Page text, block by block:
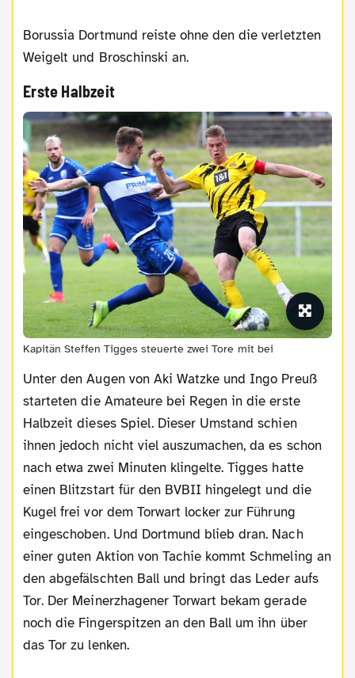
Borussia Dortmund reiste ohne den die verletzten
Weigelt und Broschinski an.
Erste Halbzeit
Kapitän Steffen Tigges steuerte zwei Tore mit bei
Unter den Augen von Aki Watzke und Ingo Preuß
starteten die Amateure bei Regen in die erste
Halbzeit dieses Spiel. Dieser Umstand schien
ihnen jedoch nicht viel auszumachen, da es schon
nach etwa zwei Minuten klingelte. Tigges hatte
einen Blitzstart für den BVBII hingelegt und die
Kugel frei vor dem Torwart locker zur Führung
eingeschoben. Und Dortmund blieb dran. Nach
einer guten Aktion von Tachie kommt Schmeling an
den abgefälschten Ball und bringt das Leder aufs
Tor. Der Meinerzhagener Torwart bekam gerade
noch die Fingerspitzen an den Ball um ihn über
das Tor zu lenken.